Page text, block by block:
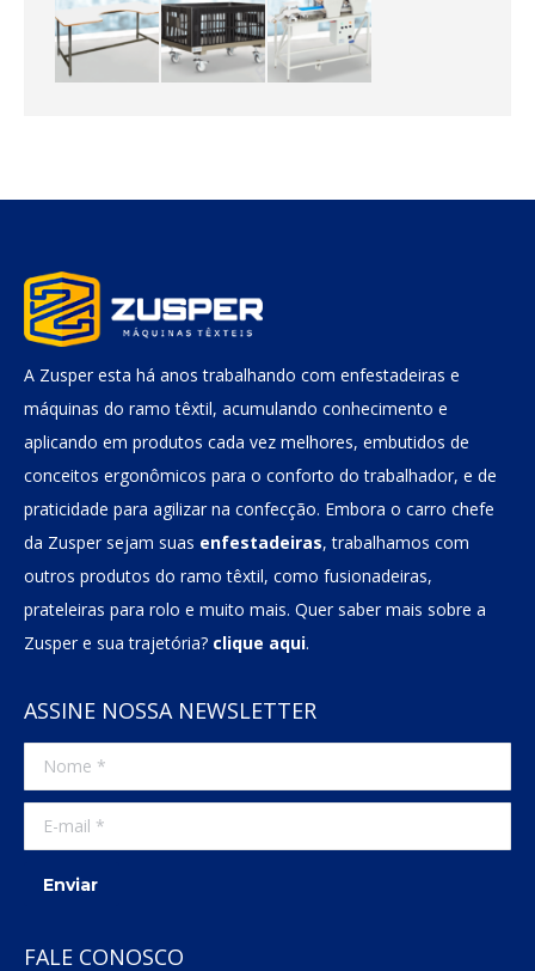
A Zusper esta há anos trabalhando com enfestadeiras e
máquinas do ramo têxtil, acumulando conhecimento e
aplicando em produtos cada vez melhores, embutidos de
conceitos ergonômicos para o conforto do trabalhador, e de
praticidade para agilizar na confecção. Embora o carro chefe
da Zusper sejam suas enfestadeiras, trabalhamos com
outros produtos do ramo têxtil, como fusionadeiras,
prateleiras para rolo e muito mais. Quer saber mais sobre a
Zusper e sua trajetória? clique aqui.
ASSINE NOSSA NEWSLETTER
Nome *
E-mail *
Enviar
FALE CONOSCO